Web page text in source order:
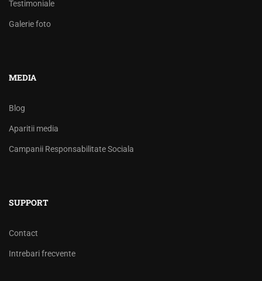
Testimoniale
Galerie foto
MEDIA
Blog
Aparitii media
Campanii Responsabilitate Sociala
SUPPORT
Contact
Intrebari frecvente